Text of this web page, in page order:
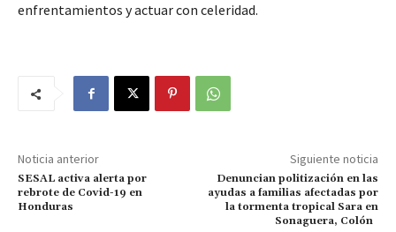
enfrentamientos y actuar con celeridad.
Noticia anterior
SESAL activa alerta por
rebrote de Covid-19 en
Honduras
Siguiente noticia
Denuncian politización en las
ayudas a familias afectadas por
la tormenta tropical Sara en
Sonaguera, Colón